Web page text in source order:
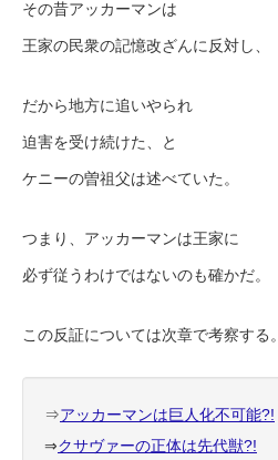
その昔アッカーマンは
王家の民衆の記憶改ざんに反対し、
だから地方に追いやられ
迫害を受け続けた、と
ケニーの曽祖父は述べていた。
つまり、アッカーマンは王家に
必ず従うわけではないのも確かだ。
この反証については次章で考察する。
⇒アッカーマンは巨人化不可能?!
⇒クサヴァーの正体は先代獣?!